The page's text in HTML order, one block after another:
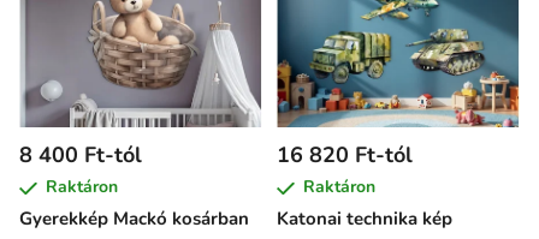
Gyerekkép Mackó kosárban
8 400 Ft-tól
Raktáron
Katonai technika kép
16 820 Ft-tól
Raktáron